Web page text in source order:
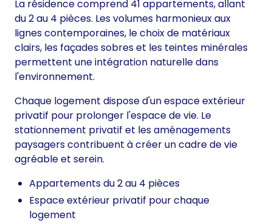
La résidence comprend 41 appartements, allant
du 2 au 4 pièces. Les volumes harmonieux aux
lignes contemporaines, le choix de matériaux
clairs, les façades sobres et les teintes minérales
permettent une intégration naturelle dans
l'environnement.
Chaque logement dispose d'un espace extérieur
privatif pour prolonger l'espace de vie. Le
stationnement privatif et les aménagements
paysagers contribuent à créer un cadre de vie
agréable et serein.
Appartements du 2 au 4 pièces
Espace extérieur privatif pour chaque
logement